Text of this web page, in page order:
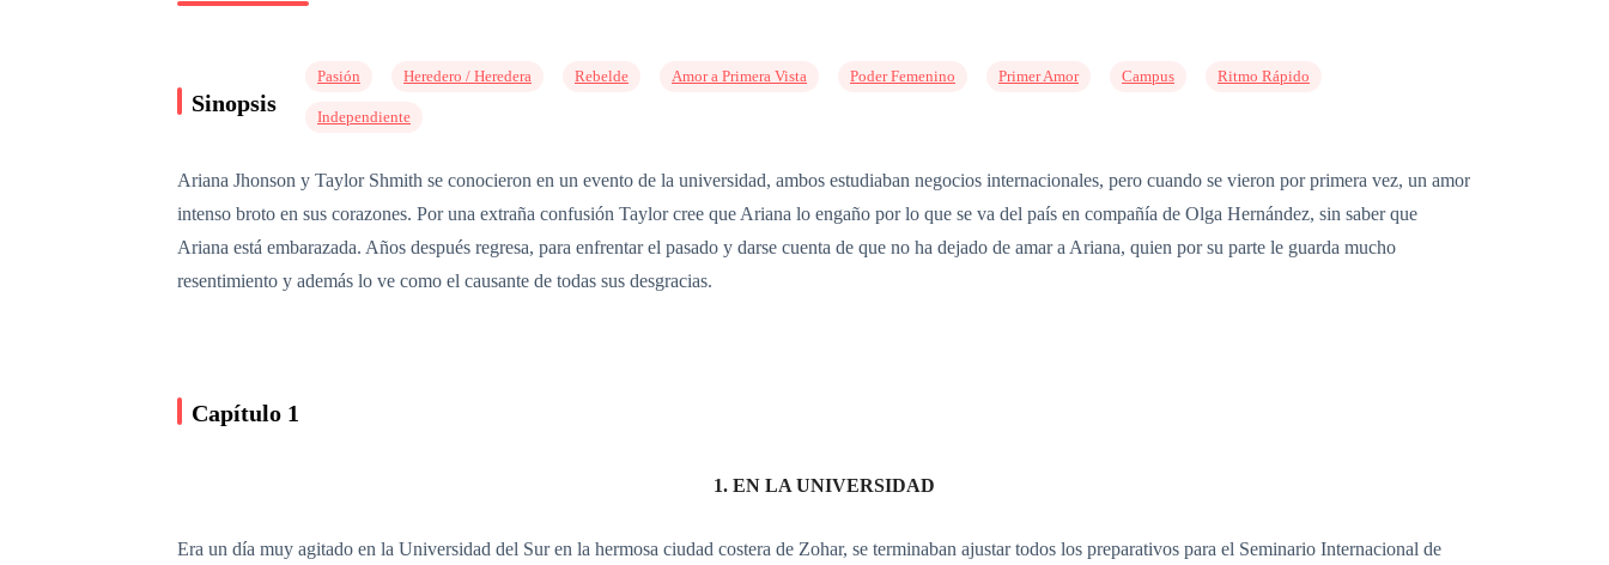
Sinopsis
Pasión Heredero / Heredera Rebelde Amor a Primera Vista Poder Femenino Primer Amor Campus Ritmo Rápido
Independiente
Ariana Jhonson y Taylor Shmith se conocieron en un evento de la universidad, ambos estudiaban negocios internacionales, pero cuando se vieron por primera vez, un amor
intenso broto en sus corazones. Por una extraña confusión Taylor cree que Ariana lo engaño por lo que se va del país en compañía de Olga Hernández, sin saber que
Ariana está embarazada. Años después regresa, para enfrentar el pasado y darse cuenta de que no ha dejado de amar a Ariana, quien por su parte le guarda mucho
resentimiento y además lo ve como el causante de todas sus desgracias.
Capítulo 1
1. EN LA UNIVERSIDAD
Era un día muy agitado en la Universidad del Sur en la hermosa ciudad costera de Zohar, se terminaban ajustar todos los preparativos para el Seminario Internacional de